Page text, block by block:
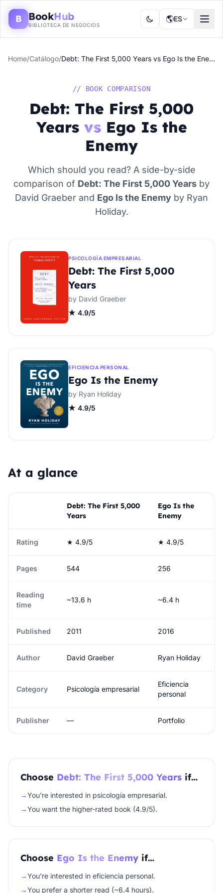
B BookHub
BIBLIOTECA DE NEGOCIOS
🌎ES
Home/Catálogo/ Debt: The First 5,000 Years vs Ego Is the Enemy
// BOOK COMPARISON
Debt: The First 5,000
Years vs Ego Is the
Enemy
Which should you read? A side-by-side
comparison of Debt: The First 5,000 Years by
David Graeber and Ego Is the Enemy by Ryan
Holiday.
PSICOLOGÍA EMPRESARIAL
Debt: The First 5,000
Years
by David Graeber
★ 4.9/5
EFICIENCIA PERSONAL
Ego Is the Enemy
by Ryan Holiday
★ 4.9/5
At a glance
Debt: The First 5,000
Years
Ego Is the
Enemy
Rating ★ 4.9/5 ★ 4.9/5
Pages 544 256
Reading
time
~13.6 h ~6.4 h
Published 2011 2016
Author David Graeber Ryan Holiday
Category Psicología empresarial
Eficiencia
personal
Publisher — Portfolio
Choose Debt: The First 5,000 Years if…
→You're interested in psicología empresarial.
→You want the higher-rated book (4.9/5).
Choose Ego Is the Enemy if…
→You're interested in eficiencia personal.
→You prefer a shorter read (~6.4 hours).